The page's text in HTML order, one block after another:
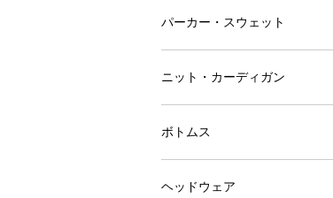
パーカー・スウェット
ニット・カーディガン
ボトムス
ヘッドウェア